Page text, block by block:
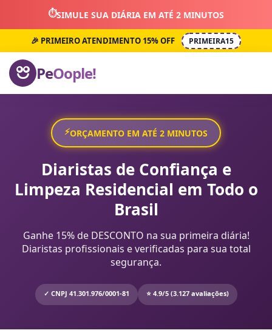
⏱️SIMULE SUA DIÁRIA EM ATÉ 2 MINUTOS
🎉 PRIMEIRO ATENDIMENTO 15% OFF PRIMEIRA15
PeOople!
⚡ORÇAMENTO EM ATÉ 2 MINUTOS
Diaristas de Confiança e
Limpeza Residencial em Todo o
Brasil
Ganhe 15% de DESCONTO na sua primeira diária!
Diaristas profissionais e verificadas para sua total
segurança.
✓ CNPJ 41.301.976/0001-81 ⭐ 4.9/5 (3.127 avaliações)